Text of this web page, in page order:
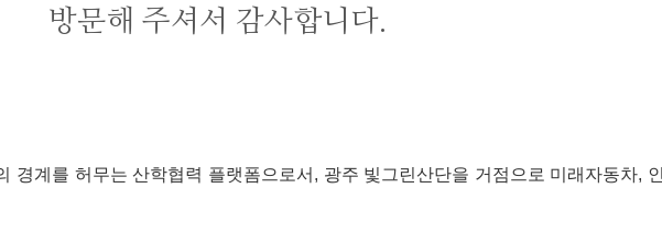
방문해 주셔서 감사합니다.
경계를 허무는 산학협력 플랫폼으로서, 광주 빛그린산단을 거점으로 미래자동차,